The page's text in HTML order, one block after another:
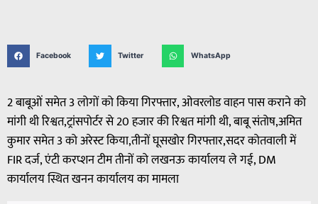
Facebook Twitter WhatsApp
2 बाबूओं समेत 3 लोगों को किया गिरफ्तार, ओवरलोड वाहन पास कराने को
मांगी थी रिश्वत,ट्रांसपोर्टर से 20 हजार की रिश्वत मांगी थी, बाबू संतोष,अमित
कुमार समेत 3 को अरेस्ट किया,तीनों घूसखोर गिरफ्तार,सदर कोतवाली में
FIR दर्ज, एंटी करप्शन टीम तीनों को लखनऊ कार्यालय ले गई, DM
कार्यालय स्थित खनन कार्यालय का मामला